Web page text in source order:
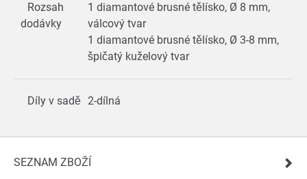
Rozsah
dodávky
1 diamantové brusné tělísko, Ø 8 mm,
válcový tvar
1 diamantové brusné tělísko, Ø 3-8 mm,
špičatý kuželový tvar
Díly v sadě 2-dílná
SEZNAM ZBOŽÍ